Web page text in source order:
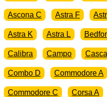
Ascona C Astra F
Astra K Astra L
Calibra Campo
Combo D Commodore A
Commodore C Corsa A